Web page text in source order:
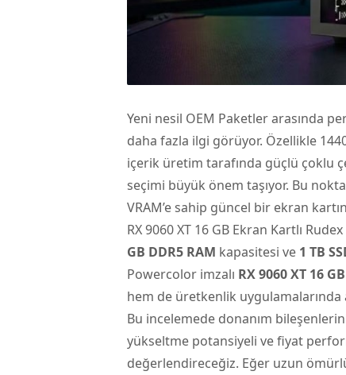
Yeni nesil OEM Paketler arasında
daha fazla ilgi görüyor. Özellikle
içerik üretim tarafında güçlü çoklu
seçimi büyük önem taşıyor. Bu
VRAM’e sahip güncel bir ekran
RX 9060 XT 16 GB Ekran Kartlı
GB DDR5 RAM kapasitesi ve 1 TB
Powercolor imzalı RX 9060 XT 16 GB
hem de üretkenlik uygulamalarında
Bu incelemede donanım
yükseltme potansiyeli ve fiyat
değerlendireceğiz. Eğer uzun